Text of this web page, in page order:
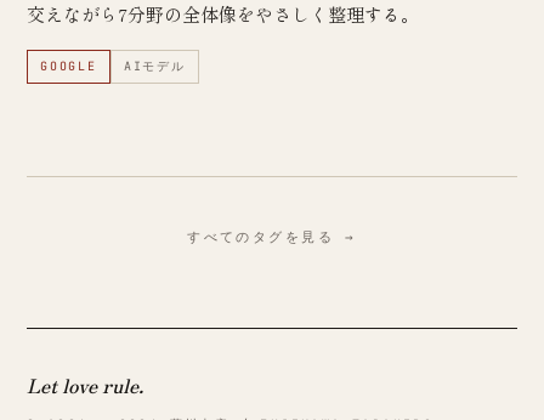
交えながら7分野の全体像をやさしく整理する。
GOOGLE AIモデル
すべてのタグを見る →
Let love rule.